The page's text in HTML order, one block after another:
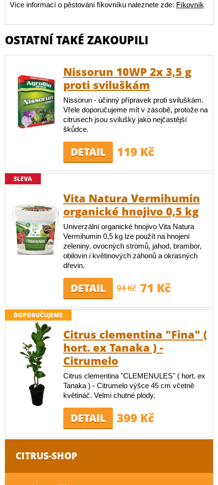
Více informací o pěstování fíkovníku naleznete zde: Fíkovník
OSTATNÍ TAKÉ ZAKOUPILI
Nissorun 10WP 2x 3,5 g
proti sviluškám
Nissorun - účinný přípravek proti sviluškám.
Vřele doporučujeme mít v zásobě, protože na
citrusech jsou svilušky jako nejčastější
škůdce.
DETAIL 119 Kč
SLEVA
Vita Natura Vermihumin
organické hnojivo 0,5 kg
Univerzální organické hnojivo Vita Natura
Vermihumin 0,5 kg lze použít na hnojení
zeleniny, ovocných stromů, jahod, brambor,
obilovin i květinových záhonů a okrasných
dřevin.
DETAIL 94 Kč 71 Kč
DOPORUČUJEME
Citrus clementina "Fina" (
hort. ex Tanaka ) -
Citrumelo
Citrus clementina "CLEMENULES" ( hort. ex
Tanaka ) - Citrumelo výšce 45 cm včetně
květináč. Velmi chutné plody.
DETAIL 399 Kč
CITRUS-SHOP